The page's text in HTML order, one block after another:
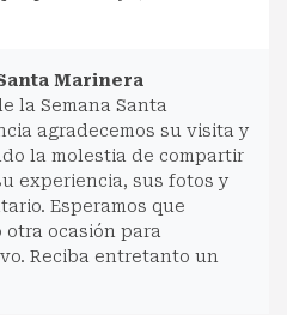
Marinera
la Semana Santa
agradecemos su visita y
la molestia de compartir
experiencia, sus fotos y
Esperamos que
ocasión para
Reciba entretanto un